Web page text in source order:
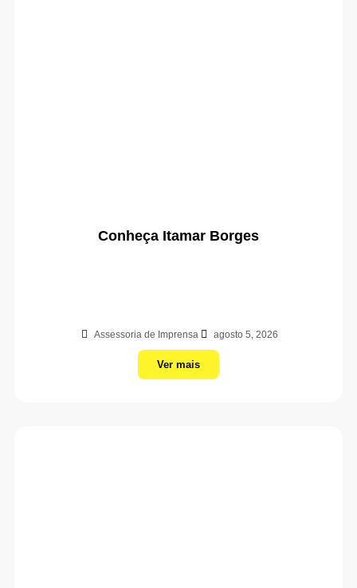
Conheça Itamar Borges
Assessoria de Imprensa agosto 5, 2026
Ver mais